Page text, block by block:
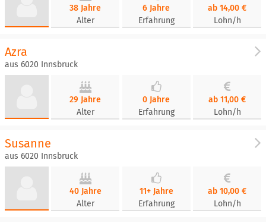
38 Jahre
Alter
6 Jahre
Erfahrung
ab 14,00 €
Lohn/h
Azra
aus 6020 Innsbruck
29 Jahre
Alter
0 Jahre
Erfahrung
ab 11,00 €
Lohn/h
Susanne
aus 6020 Innsbruck
40 Jahre
Alter
11+ Jahre
Erfahrung
ab 10,00 €
Lohn/h